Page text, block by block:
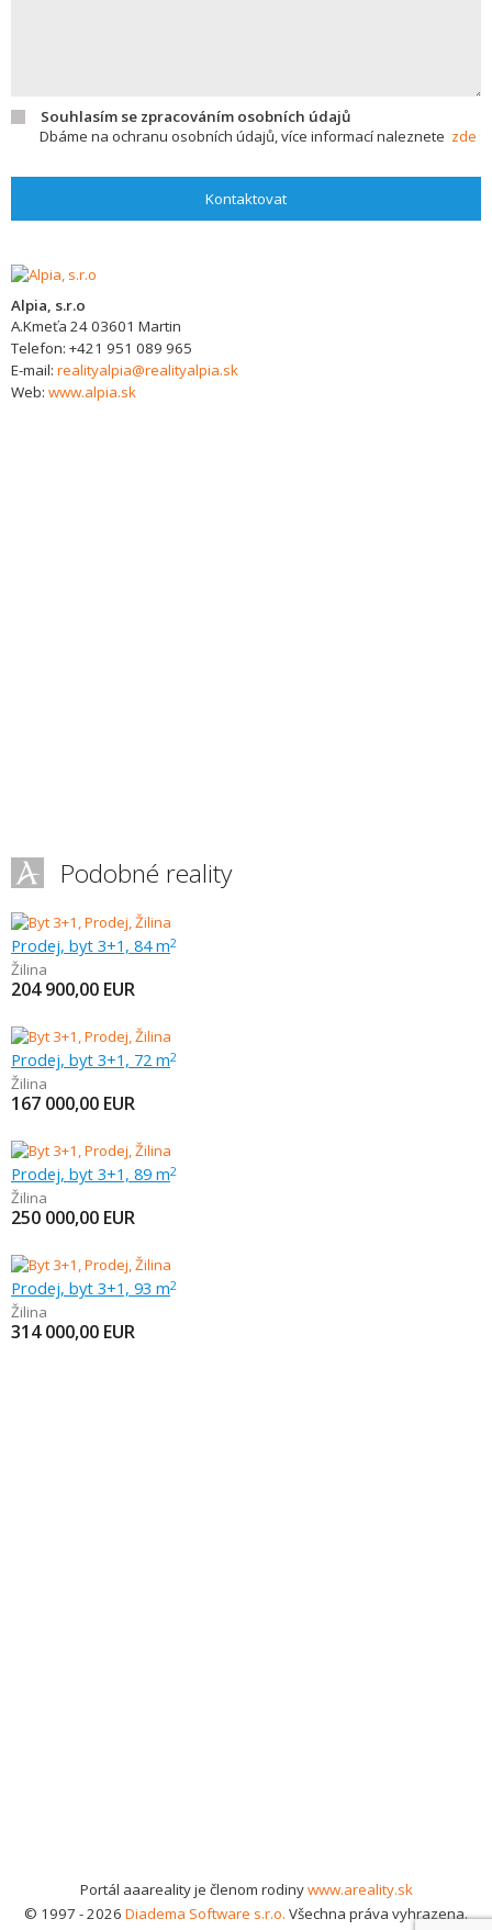
Souhlasím se zpracováním osobních údajů
Dbáme na ochranu osobních údajů, více informací naleznete zde
Kontaktovat
Alpia, s.r.o
A.Kmeťa 2403601 Martin
Telefon: +421 951 089 965
E-mail: realityalpia@realityalpia.sk
Web: www.alpia.sk
Podobné reality
Prodej, byt 3+1, 84 m2
Žilina
204 900,00 EUR
Prodej, byt 3+1, 72 m2
Žilina
167 000,00 EUR
Prodej, byt 3+1, 89 m2
Žilina
250 000,00 EUR
Prodej, byt 3+1, 93 m2
Žilina
314 000,00 EUR
Portál aaareality je členom rodinywww.areality.sk
© 1997 - 2026 Diadema Software s.r.o. Všechna práva vyhrazena.